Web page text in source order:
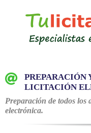
PREPARACIÓN
LICITACIÓN
Preparación de todos los
electrónica.